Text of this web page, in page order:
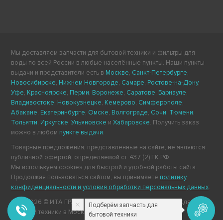
Мы доставляем запчасти для бытовой техники и фильтры для
воды по всей России в любые населённые пункты. Наши пункты
выдачи и представители есть в Москве, Санкт-Петербурге,
Новосибирске, Нижнем Новгороде, Самаре, Ростове-на-Дону,
Уфе, Красноярске, Перми, Воронеже, Саратове, Барнауле,
Владивостоке, Новокузнецке, Кемерово, Симферополе,
Абакане, Екатеринбурге, Омске, Волгограде, Сочи, Тюмени,
Тольятти, Иркутске,Ульяновске иХабаровске. Получить заказ
можно в любом пункте выдачи.
Товарные предложения, представленные на сайте, не являются
публичной офертой, определяемой ст. 437 (2) ГК РФ.
Мы используем cookies для быстрой и удобной работы сайта.
Продолжая пользоваться сайтом, вы принимаете политику
конфиденциальности и условия обработки персональных данных.
2011-2026 © ИТА ГРУПП — интернет-магазин запчастей для
бытовой техники в Москве.
Подберём запчасть для
бытовой техники